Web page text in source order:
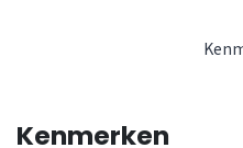
Kenmerken